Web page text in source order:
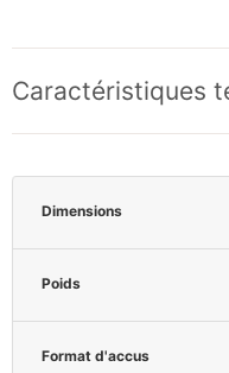
Caractéristiques
Dimensions
Poids
Format d'accus